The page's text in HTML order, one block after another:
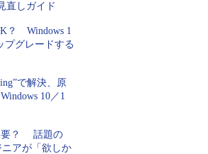
直しガイド
？ Windows 1
プグレードする
で解決、原
10／1
要？ 話題の
ニアが「欲しか